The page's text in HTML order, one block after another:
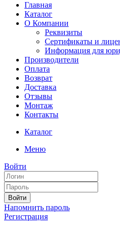
Главная
Каталог
О Компании
Реквизиты
Сертификаты и
Информация для
Производители
Оплата
Возврат
Доставка
Отзывы
Монтаж
Контакты
Каталог
Меню
Войти
Войти
Напомнить пароль
Регистрация